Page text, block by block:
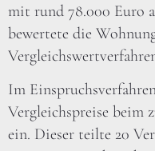
mit rund 78.000 Euro
bewertete die
Im
Vergleichspreise beim
ein. Dieser teilte 20